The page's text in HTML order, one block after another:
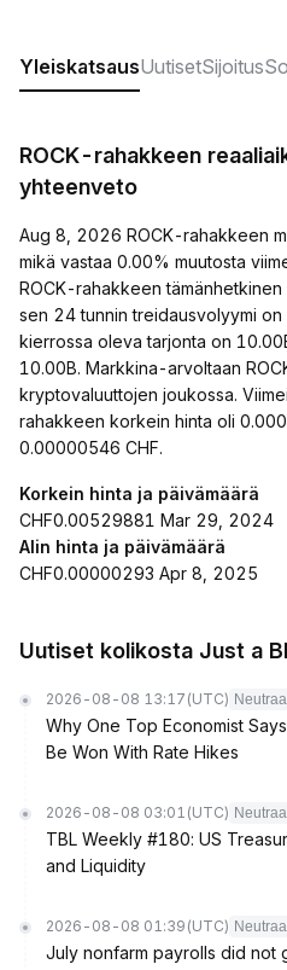
YleiskatsausUutisetSijoitus
ROCK-rahakkeen
yhteenveto
Aug 8, 2026 ROCK-rahakkeen
mikä vastaa 0.00% muutosta
ROCK-rahakkeen
sen 24 tunnin treidausvolyymi
kierrossa oleva tarjonta on
10.00B. Markkina-arvoltaan
kryptovaluuttojen joukossa.
rahakkeen korkein hinta oli
0.00000546 CHF.
Korkein hinta ja päivämäärä
CHF0.00529881 Mar 29, 2024
Alin hinta ja päivämäärä
CHF0.00000293 Apr 8, 2025
Uutiset kolikosta Just a
2026-08-08 13:17 (UTC)
Why One Top Economist
Be Won With Rate Hikes
2026-08-08 03:01 (UTC)
TBL Weekly #180: US
and Liquidity
2026-08-08 01:39 (UTC)
July nonfarm payrolls did not